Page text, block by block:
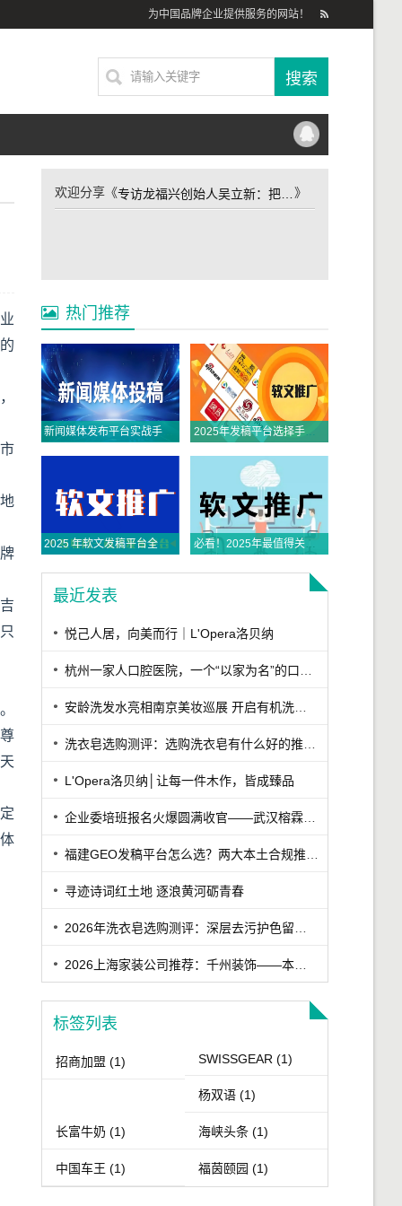
为中国品牌企业提供服务的网站！
欢迎分享《 专访龙福兴创始人吴立新：把南京福气送四方》
热门推荐
2025年发稿平台选择手册：从权威触达到全域传播，品牌如何精准破局？
2025 年软文发稿平台全景指南：从类型解析到精准投放，解锁高效传播密码 必看！2025年最值得关注的五大主流软文发布平台排名
最近发表
悦己人居，向美而行｜L'Opera洛贝纳
杭州一家人口腔医院，一个“以家为名”的口腔医院
安龄洗发水亮相南京美妆巡展 开启有机洗护新篇章
洗衣皂选购测评：选购洗衣皂有什么好的推荐？这款香氛洁净深层去污洗衣皂综合表现出众
L'Opera洛贝纳│让每一件木作，皆成臻品
企业委培班报名火爆圆满收官——武汉榕霖职校筑梦学子就业升学路
福建GEO发稿平台怎么选？两大本土合规推广平台实测推荐
寻迹诗词红土地 逐浪黄河砺青春
2026年洗衣皂选购测评：深层去污护色留香洗衣皂实测，适合家用的高口碑洗衣皂推荐
2026上海家装公司推荐：千州装饰——本土老牌高性价比与高口碑装企
标签列表
招商加盟 (1) SWISSGEAR (1)
杨双语 (1)
长富牛奶 (1) 海峡头条 (1)
中国车王 (1) 福茵颐园 (1)